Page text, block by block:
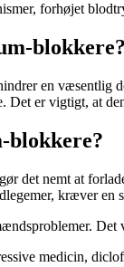
forhøjet
blokkere?
en væsentlig
Det er vigtigt, at
blokkere?
det nemt at
kræver en
medicin,